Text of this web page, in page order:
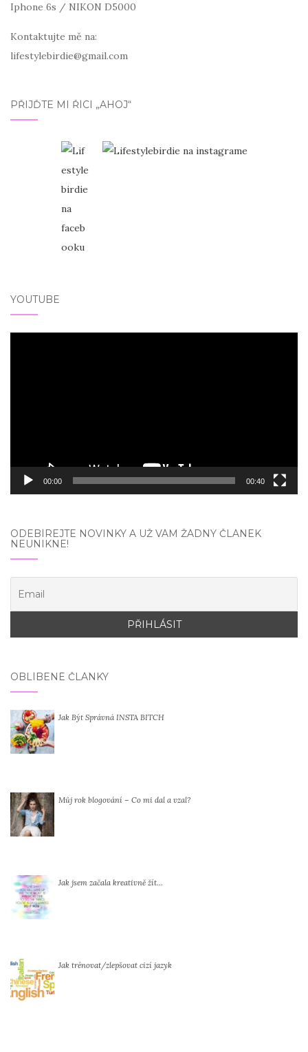
Iphone 6s / NIKON D5000
Kontaktujte mě na:
lifestylebirdie@gmail.com
PŘIJĎTE MI ŘÍCI „AHOJ“
YOUTUBE
00:00 00:40
ODEBÍREJTE NOVINKY A UŽ VÁM ŽÁDNÝ ČLÁNEK
NEUNIKNE!
OBLÍBENÉ ČLÁNKY
Jak Být Správná INSTA BITCH
Můj rok blogování – Co mi dal a vzal?
Jak jsem začala kreativně žít…
Jak trénovat/zlepšovat cizí jazyk